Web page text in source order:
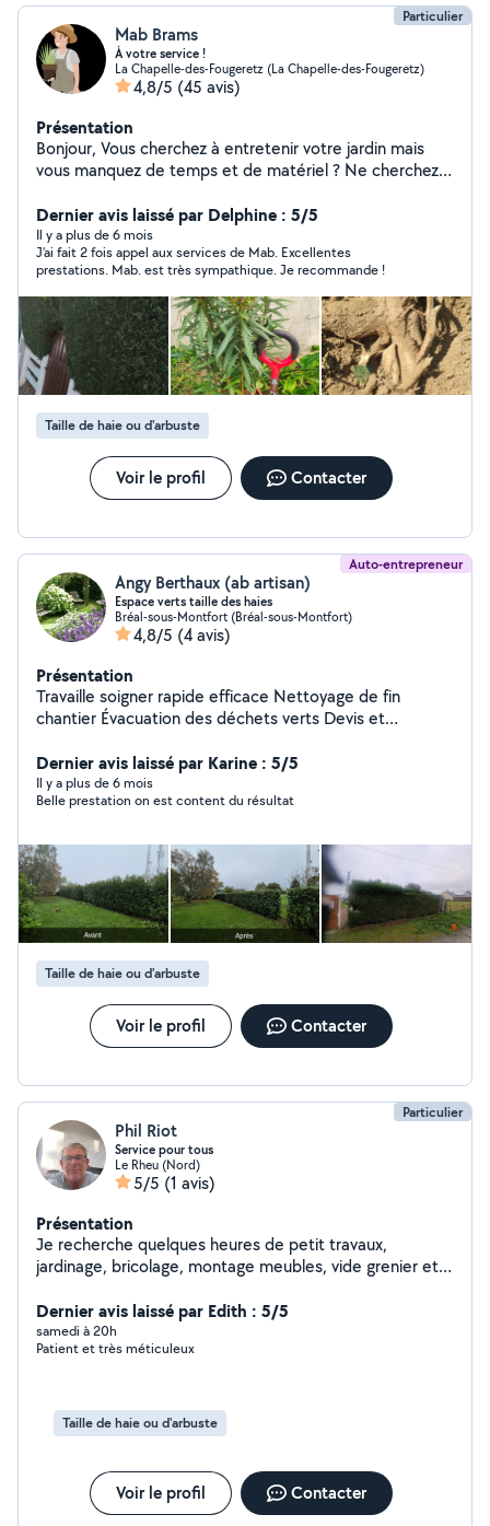
Particulier
Mab Brams
À votre service !
La Chapelle-des-Fougeretz (La Chapelle-des-Fougeretz)
4,8/5 (45 avis)
Présentation
Bonjour, Vous cherchez à entretenir votre jardin mais
vous manquez de temps et de matériel ? Ne cherchez
services pour prendre soin de votre jardin comme il se
doit.Je peux m'occuper de la tonte de votre pelouse,
de la taille de vos arbustes , de la plantation de vos
fleurs,de l'entretien de vos plates-bande et de la
création de vos massifs. Je possède tout le matériel
nécessaire pour réaliser ces travaux . Vous n'aurez donc
pas à vous soucier de l'achat ou de l'entretien de ces
équipements requis. N'hésitez pas à me contacter.Je
suis disponible pour vous aider à faire de votre jardin un
lieu de détente agréable et confortable. Faites-moi
confiance pour vous offrir un travail de qualité et un
jardin impeccable tout au long de l'année !
Dernier avis laissé par Delphine : 5/5
Il y a plus de 6 mois
J’ai fait 2 fois appel aux services de Mab. Excellentes
prestations. Mab. est très sympathique. Je recommande !
Taille de haie ou d'arbuste
Voir le profil Contacter
Auto-entrepreneur
Angy Berthaux (ab artisan)
Espace verts taille des haies
Bréal-sous-Montfort (Bréal-sous-Montfort)
4,8/5 (4 avis)
Présentation
Travaille soigner rapide efficace Nettoyage de fin
chantier Évacuation des déchets verts Devis et
nettoyage de dallage
Dernier avis laissé par Karine : 5/5
Il y a plus de 6 mois
Belle prestation on est content du résultat
Taille de haie ou d'arbuste
Voir le profil Contacter
Particulier
Phil Riot
Service pour tous
Le Rheu (Nord)
5/5 (1 avis)
Présentation
Je recherche quelques heures de petit travaux,
jardinage, bricolage, montage meubles, vide grenier etc
toutes personnes. Très bon bricoleur et disponible
Dernier avis laissé par Edith : 5/5
samedi à 20h
Patient et très méticuleux
Taille de haie ou d'arbuste
Voir le profil Contacter